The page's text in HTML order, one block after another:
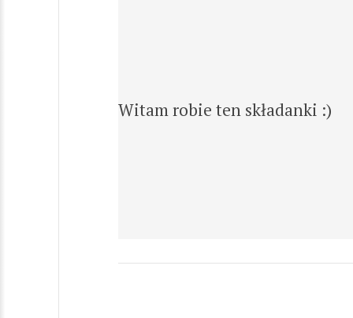
Witam robie ten składanki :)